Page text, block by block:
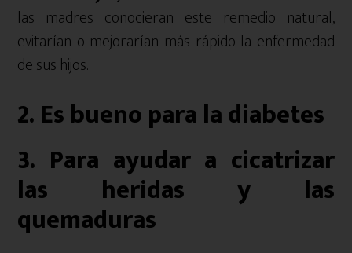
las madres conocieran este remedio natural,
evitarían o mejorarían más rápido la enfermedad
de sus hijos.
2. Es bueno para la diabetes
3. Para ayudar a cicatrizar
las heridas y las
quemaduras